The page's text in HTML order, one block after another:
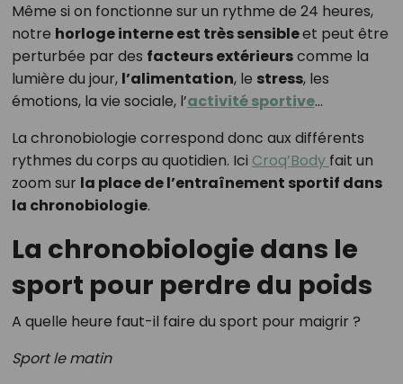
Même si on fonctionne sur un rythme de 24 heures,
notre horloge interne est très sensibleet peut être
perturbée par des facteurs extérieurscomme la
lumière du jour, l’alimentation, le stress, les
émotions, la vie sociale, l’activité sportive…
La chronobiologie correspond donc aux différents
rythmes du corps au quotidien. Ici Croq’Body fait un
zoom sur la place de l’entraînement sportif dans
la chronobiologie.
La chronobiologie dans le
sport pour perdre du poids
A quelle heure faut-il faire du sport pour maigrir ?
Sport le matin